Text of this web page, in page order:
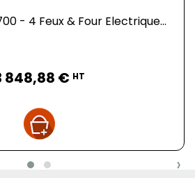
- 4 Feux & Four Electrique...
848,88 € HT
›